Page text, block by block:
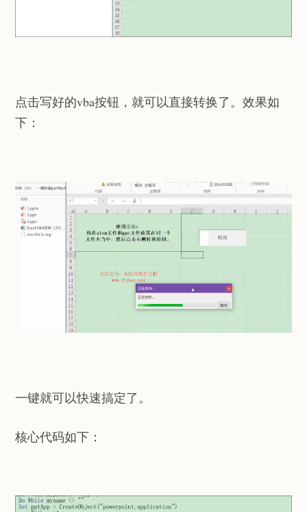
点击写好的vba按钮，就可以直接转换了。效果如
下：
一键就可以快速搞定了。
核心代码如下：